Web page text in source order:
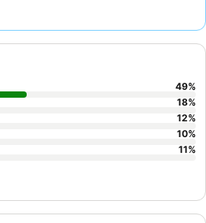
en la sección
Para una experiencia más
a la
personalizado y acceso a áreas49%
18%
12%
10%
11%